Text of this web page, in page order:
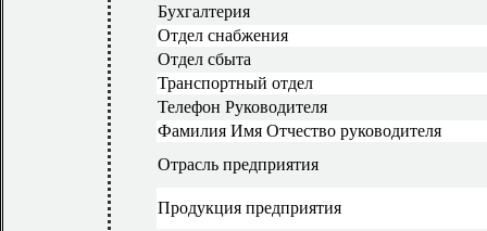
Бухгалтерия
Отдел снабжения
Отдел сбыта
Транспортный отдел
Телефон Руководителя
Фамилия Имя Отчество руководителя
Отрасль предприятия
Продукция предприятия